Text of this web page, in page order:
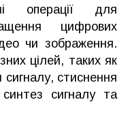
операції для
цифрових
чи зображення.
цілей, таких як
стиснення
сигналу та